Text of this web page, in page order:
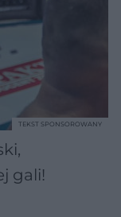
gali!
TEKST SPONSOROWANY